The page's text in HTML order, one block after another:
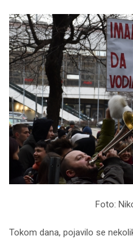
Foto:
Tokom dana, pojavilo se